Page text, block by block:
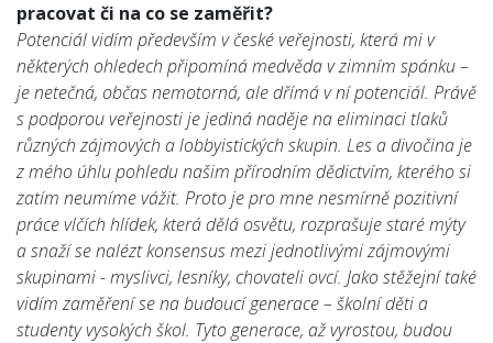
pracovat či na co se zaměřit?
Potenciál vidím především v české veřejnosti, která mi v
některých ohledech připomíná medvěda v zimním spánku –
je netečná, občas nemotorná, ale dřímá v ní potenciál. Právě
s podporou veřejnosti je jediná naděje na eliminaci tlaků
různých zájmových a lobbyistických skupin. Les a divočina je
z mého úhlu pohledu našim přírodním dědictvím, kterého si
zatím neumíme vážit. Proto je pro mne nesmírně pozitivní
práce vlčích hlídek, která dělá osvětu, rozprašuje staré mýty
a snaží se nalézt konsensus mezi jednotlivými zájmovými
skupinami - myslivci, lesníky, chovateli ovcí. Jako stěžejní také
vidím zaměření se na budoucí generace – školní děti a
studenty vysokých škol. Tyto generace, až vyrostou, budou